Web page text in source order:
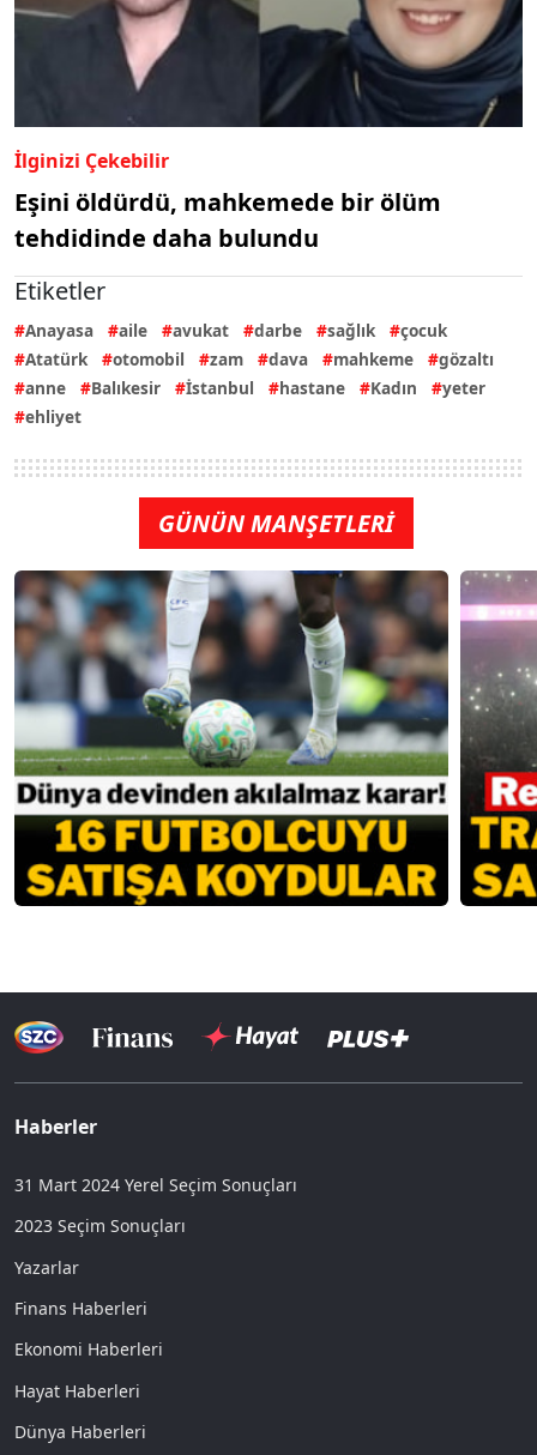
İlginizi Çekebilir
Eşini öldürdü, mahkemede bir ölüm
tehdidinde daha bulundu
Etiketler
Anayasa aile avukat darbe sağlık
çocuk
Atatürk
otomobil zam dava mahkeme
gözaltı
anne
Balıkesir İstanbul hastane Kadın
yeter
ehliyet
GÜNÜN MANŞETLERİ
Haberler
31 Mart 2024 Yerel Seçim Sonuçları
2023 Seçim Sonuçları
Yazarlar
Finans Haberleri
Ekonomi Haberleri
Hayat Haberleri
Dünya Haberleri